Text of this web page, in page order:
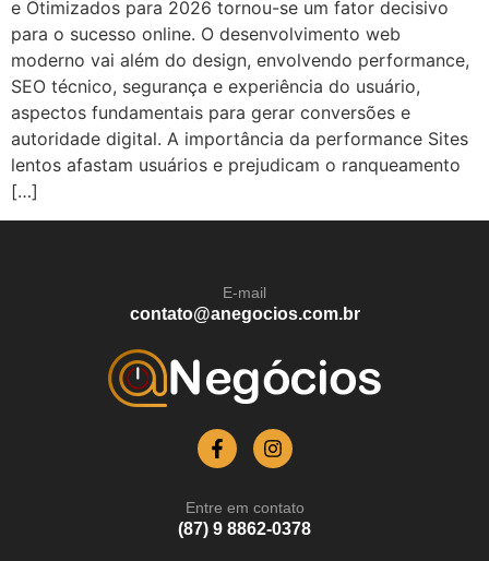
e Otimizados para 2026 tornou-se um fator decisivo
para o sucesso online. O desenvolvimento web
moderno vai além do design, envolvendo performance,
SEO técnico, segurança e experiência do usuário,
aspectos fundamentais para gerar conversões e
autoridade digital. A importância da performance Sites
lentos afastam usuários e prejudicam o ranqueamento
[…]
E-mail
contato@anegocios.com.br
Entre em contato
(87) 9 8862-0378